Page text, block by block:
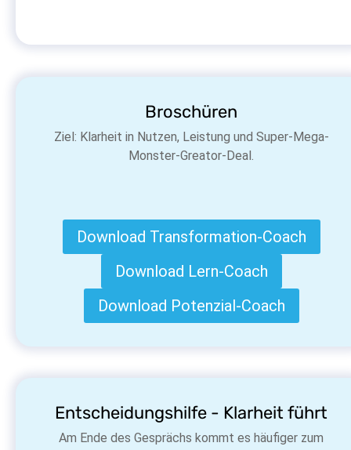
Broschüren
Ziel: Klarheit in Nutzen, Leistung und Super-Mega-
Monster-Greator-Deal.
Download Transformation-Coach
Download Lern-Coach
Download Potenzial-Coach
Entscheidungshilfe - Klarheit führt
Am Ende des Gesprächs kommt es häufiger zum